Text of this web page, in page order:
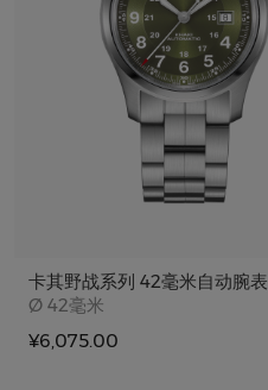
卡其野战系列 42毫米自动腕表
Ø Case size
42毫米
¥6,075.00